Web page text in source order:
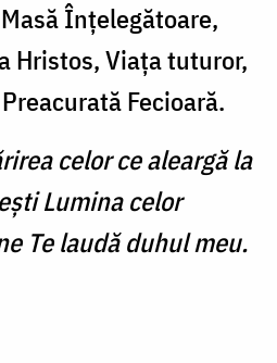
Înţelegătoare,
Hristos, Viaţa tuturor,
Fecioară.
celor ce aleargă la
Lumina celor
Te laudă duhul meu.